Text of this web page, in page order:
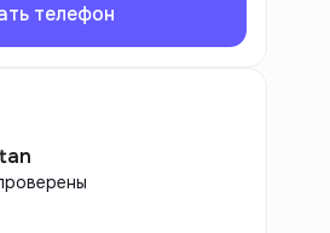
телефон